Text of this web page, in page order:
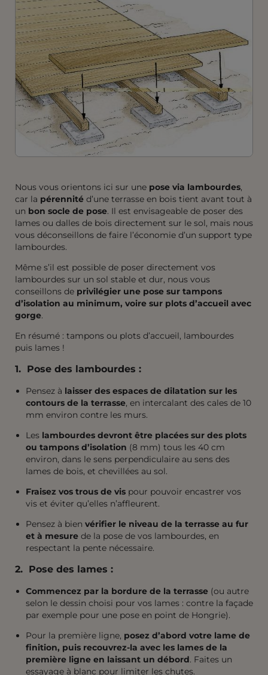
Nous vous orientons ici sur une pose via lambourdes,
car la pérennité d’une terrasse en bois tient avant tout à
un bon socle de pose. Il est envisageable de poser des
lames ou dalles de bois directement sur le sol, mais nous
vous déconseillons de faire l’économie d’un support type
lambourdes.
Même s’il est possible de poser directement vos
lambourdes sur un sol stable et dur, nous vous
conseillons de privilégier une pose sur tampons
d’isolation au minimum, voire sur plots d’accueil avec
gorge.
En résumé : tampons ou plots d’accueil, lambourdes
puis lames !
1. Pose des lambourdes :
Pensez à laisser des espaces de dilatation sur les
contours de la terrasse, en intercalant des cales de 10
mm environ contre les murs.
Les lambourdes devront être placées sur des plots
ou tampons d’isolation (8 mm) tous les 40 cm
environ, dans le sens perpendiculaire au sens des
lames de bois, et chevillées au sol.
Fraisez vos trous de vis pour pouvoir encastrer vos
vis et éviter qu’elles n’affleurent.
Pensez à bien vérifier le niveau de la terrasse au fur
et à mesure de la pose de vos lambourdes, en
respectant la pente nécessaire.
2. Pose des lames :
Commencez par la bordure de la terrasse (ou autre
selon le dessin choisi pour vos lames : contre la façade
par exemple pour une pose en point de Hongrie).
Pour la première ligne, posez d’abord votre lame de
finition, puis recouvrez-la avec les lames de la
première ligne en laissant un débord. Faites un
essayage à blanc pour limiter les chutes.